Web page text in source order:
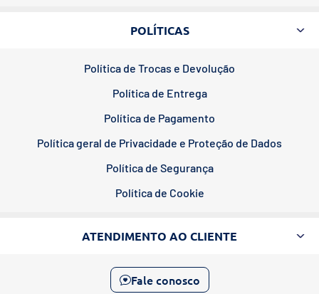
POLÍTICAS
Política de Trocas e Devolução
Política de Entrega
Política de Pagamento
Política geral de Privacidade e Proteção de Dados
Política de Segurança
Política de Cookie
ATENDIMENTO AO CLIENTE
Fale conosco